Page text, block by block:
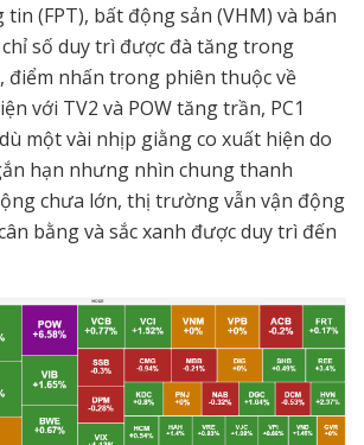
(FPT), bất động sản (VHM) và bán
số duy trì được đà tăng trong
điểm nhấn trong phiên thuộc về
với TV2 và POW tăng trần, PC1
một vài nhịp giằng co xuất hiện do
hạn nhưng nhìn chung thanh
chưa lớn, thị trường vẫn vận động
bằng và sắc xanh được duy trì đến